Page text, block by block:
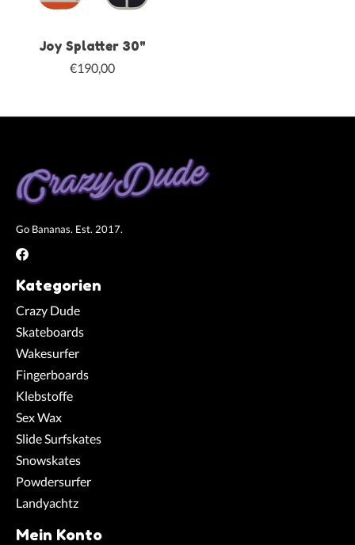
Joy Splatter 30"
€190,00
Go Bananas. Est. 2017.
Kategorien
Crazy Dude
Skateboards
Wakesurfer
Fingerboards
Klebstoffe
Sex Wax
Slide Surfskates
Snowskates
Powdersurfer
Landyachtz
Mein Konto